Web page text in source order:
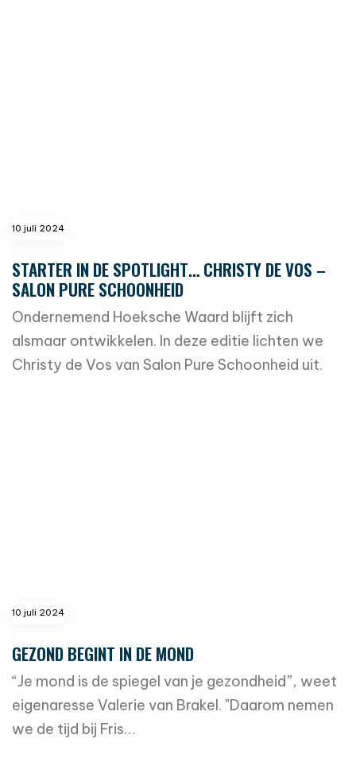
10 juli 2024
STARTER IN DE SPOTLIGHT… CHRISTY DE VOS –
SALON PURE SCHOONHEID
Ondernemend Hoeksche Waard blijft zich
alsmaar ontwikkelen. In deze editie lichten we
Christy de Vos van Salon Pure Schoonheid uit.
10 juli 2024
GEZOND BEGINT IN DE MOND
“Je mond is de spiegel van je gezondheid”, weet
eigenaresse Valerie van Brakel. "Daarom nemen
we de tijd bij Fris…